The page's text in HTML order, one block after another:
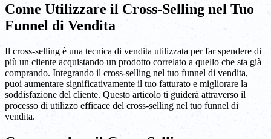
Come Utilizzare il Cross-Selling nel Tuo
Funnel di Vendita
Il cross-selling è una tecnica di vendita utilizzata per far spendere di
più un cliente acquistando un prodotto correlato a quello che sta già
comprando. Integrando il cross-selling nel tuo funnel di vendita,
puoi aumentare significativamente il tuo fatturato e migliorare la
soddisfazione del cliente. Questo articolo ti guiderà attraverso il
processo di utilizzo efficace del cross-selling nel tuo funnel di
vendita.